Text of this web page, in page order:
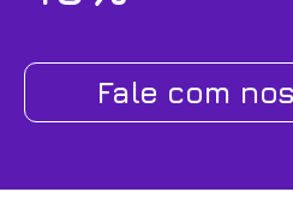
Fale com